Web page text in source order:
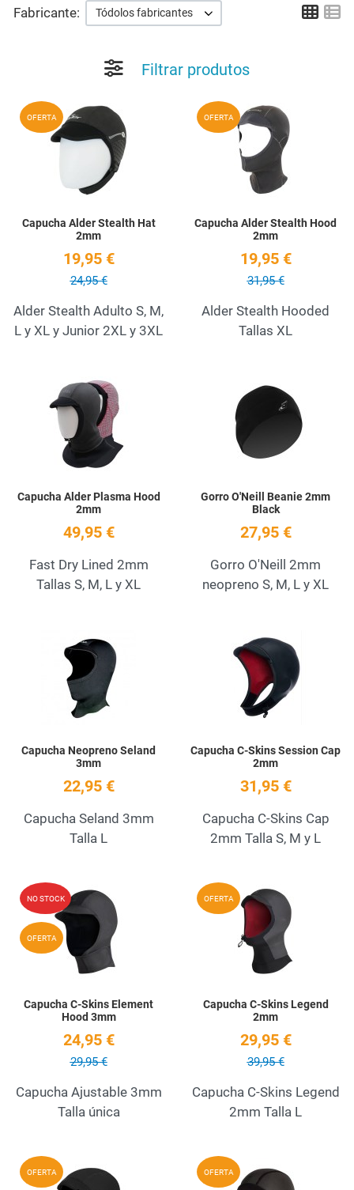
Fabricante: Tódolos fabricantes Grid
Filtrar produtos
OFERTA Add to Wishlist
Capucha Alder Stealth Hat
2mm
19,95 €
24,95 €
Alder Stealth Adulto S, M,
L y XL y Junior 2XL y 3XL
OFERTA
Capucha Alder Stealth Hood
2mm
19,95 €
31,95 €
Alder Stealth Hooded
Tallas XL
Add to Wishlist
Capucha Alder Plasma Hood
2mm
49,95 €
Fast Dry Lined 2mm
Tallas S, M, L y XL
Gorro O'Neill Beanie 2mm
Black
27,95 €
Gorro O'Neill 2mm
neopreno S, M, L y XL
Add to Wishlist
Capucha Neopreno Seland
3mm
22,95 €
Capucha Seland 3mm
Talla L
Capucha C-Skins Session Cap
2mm
31,95 €
Capucha C-Skins Cap
2mm Talla S, M y L
NO STOCK
OFERTA
Add to Wishlist
Capucha C-Skins Element
Hood 3mm
24,95 €
29,95 €
Capucha Ajustable 3mm
Talla única
OFERTA
Capucha C-Skins Legend
2mm
29,95 €
39,95 €
Capucha C-Skins Legend
2mm Talla L
OFERTA Add to Wishlist
OFERTA